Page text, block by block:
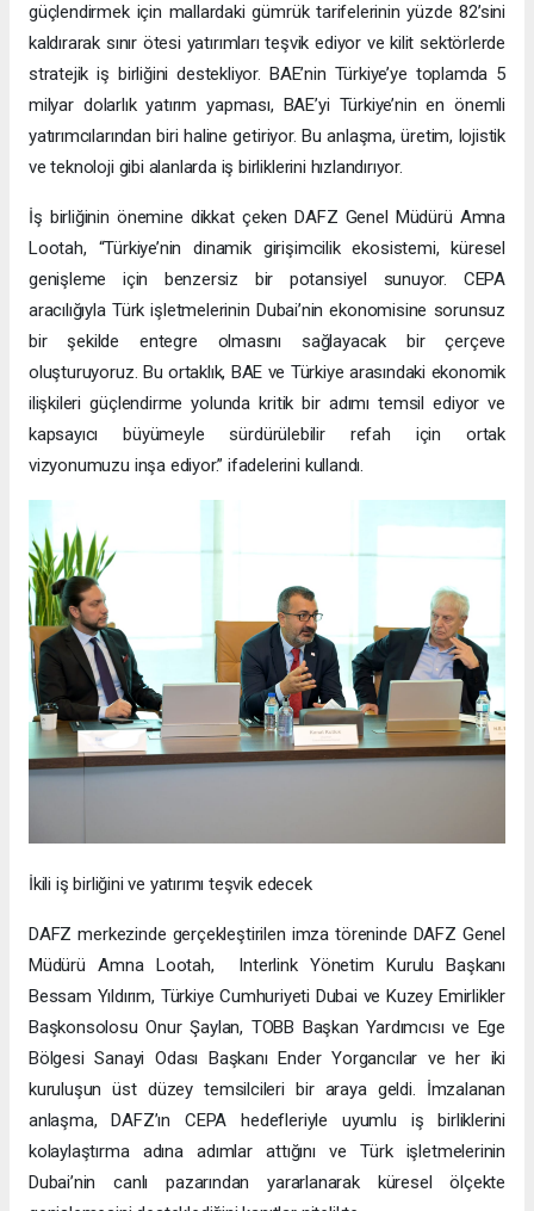
güçlendirmek için mallardaki gümrük tarifelerinin yüzde 82’sini
kaldırarak sınır ötesi yatırımları teşvik ediyor ve kilit sektörlerde
stratejik iş birliğini destekliyor. BAE’nin Türkiye’ye toplamda 5
milyar dolarlık yatırım yapması, BAE’yi Türkiye’nin en önemli
yatırımcılarından biri haline getiriyor. Bu anlaşma, üretim, lojistik
ve teknoloji gibi alanlarda iş birliklerini hızlandırıyor.
İş birliğinin önemine dikkat çeken DAFZ Genel Müdürü Amna
Lootah, “Türkiye’nin dinamik girişimcilik ekosistemi, küresel
genişleme için benzersiz bir potansiyel sunuyor. CEPA
aracılığıyla Türk işletmelerinin Dubai’nin ekonomisine sorunsuz
bir şekilde entegre olmasını sağlayacak bir çerçeve
oluşturuyoruz. Bu ortaklık, BAE ve Türkiye arasındaki ekonomik
ilişkileri güçlendirme yolunda kritik bir adımı temsil ediyor ve
kapsayıcı büyümeyle sürdürülebilir refah için ortak
vizyonumuzu inşa ediyor.” ifadelerini kullandı.
İkili iş birliğini ve yatırımı teşvik edecek
DAFZ merkezinde gerçekleştirilen imza töreninde DAFZ Genel
Müdürü Amna Lootah, Interlink Yönetim Kurulu Başkanı
Bessam Yıldırım, Türkiye Cumhuriyeti Dubai ve Kuzey Emirlikler
Başkonsolosu Onur Şaylan, TOBB Başkan Yardımcısı ve Ege
Bölgesi Sanayi Odası Başkanı Ender Yorgancılar ve her iki
kuruluşun üst düzey temsilcileri bir araya geldi. İmzalanan
anlaşma, DAFZ’ın CEPA hedefleriyle uyumlu iş birliklerini
kolaylaştırma adına adımlar attığını ve Türk işletmelerinin
Dubai’nin canlı pazarından yararlanarak küresel ölçekte